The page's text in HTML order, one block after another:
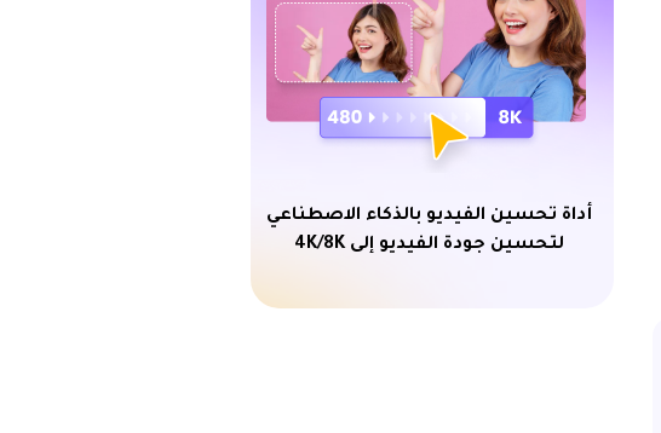
أداة تحسين الفيديو بالذكاء الاصطناعي
لتحسين جودة الفيديو إلى 4K/8K